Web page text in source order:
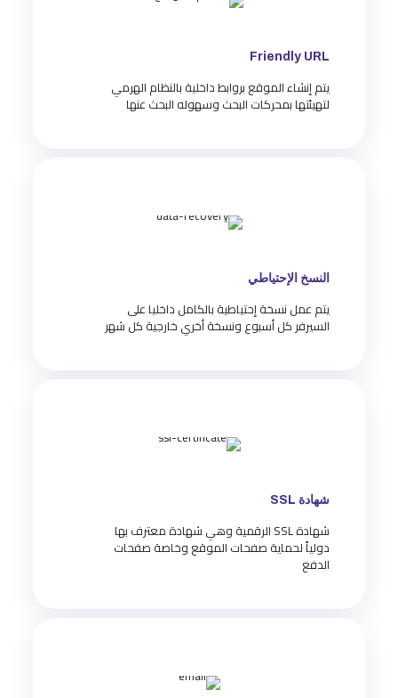
Friendly URL
يتم إنشاء الموقع بروابط داخلية بالنظام الهرمي
لتهيئتها بمحركات البحث وسهوله البحث عنها
النسخ الإحتياطي
يتم عمل نسخة إحتياطية بالكامل داخليا على
السيرفر كل أسبوع ونسخة أخري خارجية كل شهر
شهادة SSL
شهادة SSL الرقمية وهي شهادة معترف بها
دولياً لحماية صفحات الموقع وخاصة صفحات
الدفع